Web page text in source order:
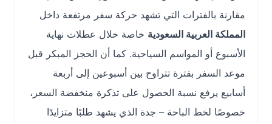
مقارنة بالفترات التي تشهد حركة سفر مرتفعة داخل
المملكة العربية السعوديةخاصة خلال عطلات نهاية
الأسبوع أو المواسم السياحية. كما أن الحجز المبكر قبل
موعد السفر بفترة تتراوح بين أسبوعين إلى أربعة
أسابيع يرفع نسبة الحصول على تذكرة منخفضة السعر،
خصوصًا لخط الباحة – جدة الذي يشهد طلبًا متزايدًا